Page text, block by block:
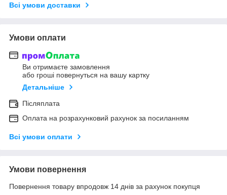
Всі умови доставки
Умови оплати
Ви отримаєте замовлення
або гроші повернуться на вашу картку
Детальніше
Післяплата
Оплата на розрахунковий рахунок за посиланням
Всі умови оплати
Умови повернення
Повернення товару впродовж 14 днів за рахунок покупця